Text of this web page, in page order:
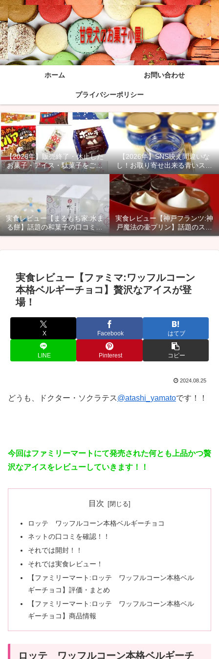
ホーム お問い合わせ
プライバシーポリシー
【2026年】販売終了・休止した
お菓子・アイス・駄菓子をご紹
介！
【2026年】SNS映え間違いな
し！お取り寄せ出来る青いスイ
ーツ商品をご紹介！
実食レビュー【まるもち家:水ま
る餅】話題の和菓子の口コミ・
カロリー・賞味期限などご紹
実食レビュー【神戸フランツ:神
戸魔法の壷プリン】話題のスイ
ーツのカロリー・口コミ・賞味
実食レビュー【ファミマ:ワッフルコーン
本格ベルギーチョコ】贅沢なアイスが登
場！
X Facebook はてブ
LINE Pinterest コピー
2024.08.25
どうも、ドクター・ソクラテス@atashi_yamatoです！！
今回はファミリーマートにて発売された何とも上品かつ贅
沢なアイスをレビューしていきます！！
目次
ロッテ ワッフルコーン本格ベルギーチョコ
ネットの口コミを確認！！
それでは開封！！
それでは実食レビュー！
【ファミリーマート:ロッテ ワッフルコーン本格ベル
ギーチョコ】評価・まとめ
【ファミリーマート:ロッテ ワッフルコーン本格ベル
ギーチョコ】商品情報
ロッテ ワッフルコーン本格ベルギーチ